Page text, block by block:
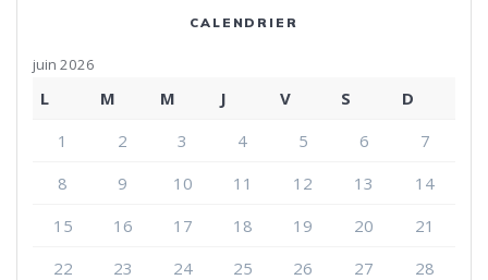
CALENDRIER
juin 2026
L M M J V S
D
1
2 3 4 5 6
7
8
9 10 11 12 13
14
15
16 17 18 19 20
21
22
23 24 25 26 27
28